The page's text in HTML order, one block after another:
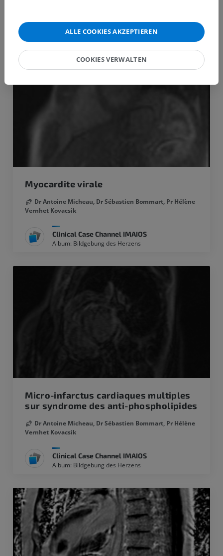
Clinical Case Channel IMAIOS
Album: Bildgebung des Herzens
Myocardite virale
Dr Antoine Micheau, Dr Sébastien Bommart, Pr Hélène
Vernhet Kovacsik
Clinical Case Channel IMAIOS
Album: Bildgebung des Herzens
Micro-infarctus cardiaques multiples
sur syndrome des anti-phospholipides
Dr Antoine Micheau, Dr Sébastien Bommart, Pr Hélène
Vernhet Kovacsik
Clinical Case Channel IMAIOS
Album: Bildgebung des Herzens
ALLE COOKIES AKZEPTIEREN
COOKIES VERWALTEN